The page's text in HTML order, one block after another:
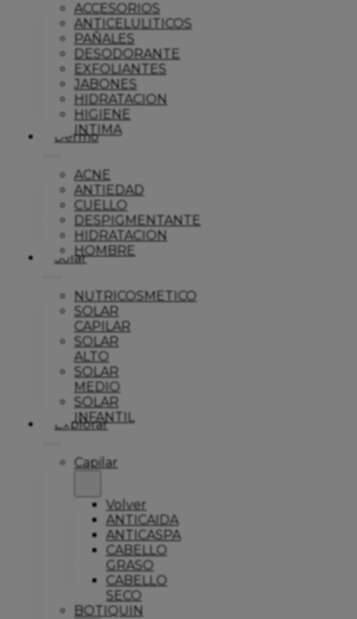
ACCESORIOS
ANTICELULITICOS
PAÑALES
DESODORANTE
EXFOLIANTES
JABONES
HIDRATACION
HIGIENE
INTIMA
Dermo
ACNE
ANTIEDAD
CUELLO
DESPIGMENTANTE
HIDRATACION
HOMBRE
Solar
NUTRICOSMETICO
SOLAR
CAPILAR
SOLAR
ALTO
SOLAR
MEDIO
SOLAR
INFANTIL
Explorar
Capilar
Volver
ANTICAIDA
ANTICASPA
CABELLO
GRASO
CABELLO
SECO
BOTIQUIN